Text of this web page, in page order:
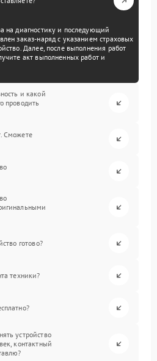
на диагностику и последующий
заказ-наряд с указанием страховых
Далее, после выполнения работ
акт выполненных работ и
и какой
проводить
Сможете
готово?
техники?
устройство
контактный